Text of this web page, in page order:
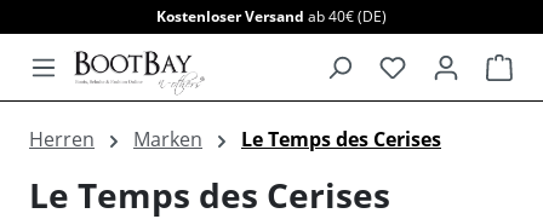
Kostenloser Versand ab 40€ (DE)
Herren Marken Le Temps des Cerises
Le Temps des Cerises